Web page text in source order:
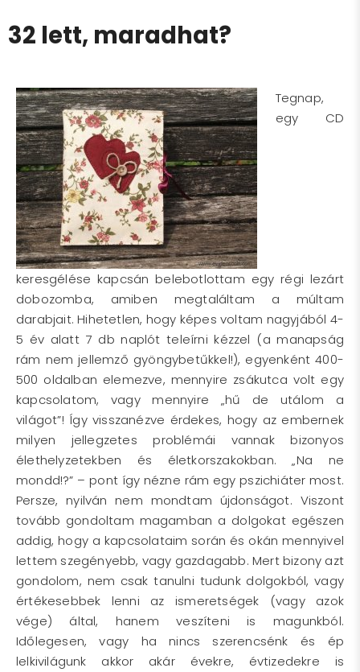
32 lett, maradhat?
Tegnap,
egy CD
keresgélése kapcsán belebotlottam egy régi lezárt
dobozomba, amiben megtaláltam a múltam
darabjait. Hihetetlen, hogy képes voltam nagyjából 4-
5 év alatt 7 db naplót teleírni kézzel (a manapság
rám nem jellemző gyöngybetűkkel!), egyenként 400-
500 oldalban elemezve, mennyire zsákutca volt egy
kapcsolatom, vagy mennyire „hű de utálom a
világot”! Így visszanézve érdekes, hogy az embernek
milyen jellegzetes problémái vannak bizonyos
élethelyzetekben és életkorszakokban. „Na ne
mondd!?” – pont így nézne rám egy pszichiáter most.
Persze, nyilván nem mondtam újdonságot. Viszont
tovább gondoltam magamban a dolgokat egészen
addig, hogy a kapcsolataim során és okán mennyivel
lettem szegényebb, vagy gazdagabb. Mert bizony azt
gondolom, nem csak tanulni tudunk dolgokból, vagy
értékesebbek lenni az ismeretségek (vagy azok
vége) által, hanem veszíteni is magunkból.
Időlegesen, vagy ha nincs szerencsénk és ép
lelkivilágunk akkor akár évekre, évtizedekre is